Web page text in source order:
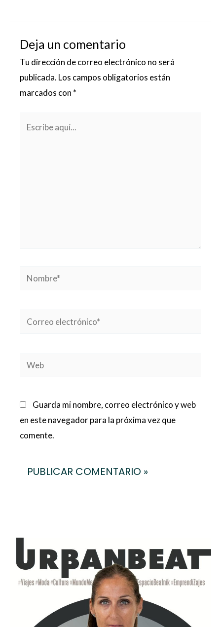
Deja un comentario
Tu dirección de correo electrónico no será
publicada. Los campos obligatorios están
marcados con *
Nombre*
Correo
Web
Guarda mi nombre, correo electrónico y web
en este navegador para la próxima vez que
comente.